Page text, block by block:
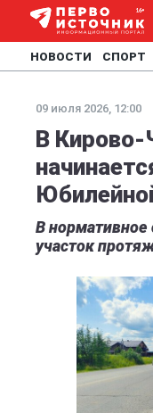
НОВОСТИ СПОРТ
09 июля 2026, 12:00
В Кирово-
В нормативное
участок